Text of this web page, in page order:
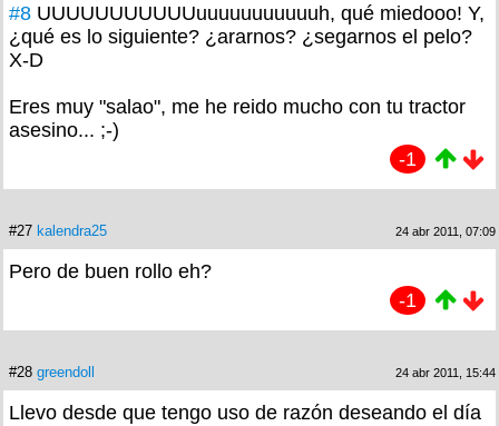
#8 UUUUUUUUUUUuuuuuuuuuuuh, qué miedooo! Y,
¿qué es lo siguiente? ¿ararnos? ¿segarnos el pelo?
X-D
Eres muy "salao", me he reido mucho con tu tractor
asesino... ;-)
-1
#27 kalendra25 24 abr 2011, 07:09
Pero de buen rollo eh?
-1
#28 greendoll 24 abr 2011, 15:44
Llevo desde que tengo uso de razón deseando el día